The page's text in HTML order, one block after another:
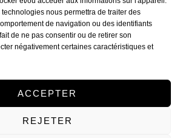
nous permettra de traiter des
de navigation ou des identifiants
de ne pas consentir ou de retirer son
négativement certaines caractéristiques et
ACCEPTER
REJETER
– Tous droits réservés.